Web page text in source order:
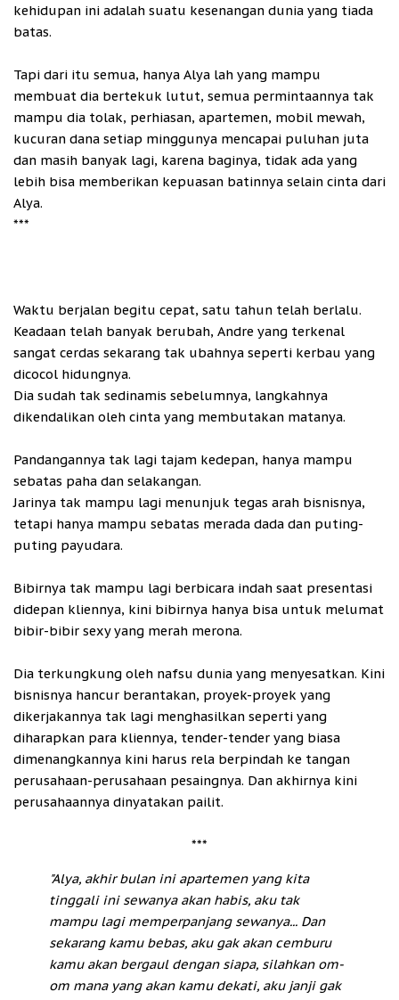
kehidupan ini adalah suatu kesenangan dunia yang tiada
batas.
Tapi dari itu semua, hanya Alya lah yang mampu
membuat dia bertekuk lutut, semua permintaannya tak
mampu dia tolak, perhiasan, apartemen, mobil mewah,
kucuran dana setiap minggunya mencapai puluhan juta
dan masih banyak lagi, karena baginya, tidak ada yang
lebih bisa memberikan kepuasan batinnya selain cinta dari
Alya.
***
Waktu berjalan begitu cepat, satu tahun telah berlalu.
Keadaan telah banyak berubah, Andre yang terkenal
sangat cerdas sekarang tak ubahnya seperti kerbau yang
dicocol hidungnya.
Dia sudah tak sedinamis sebelumnya, langkahnya
dikendalikan oleh cinta yang membutakan matanya.
Pandangannya tak lagi tajam kedepan, hanya mampu
sebatas paha dan selakangan.
Jarinya tak mampu lagi menunjuk tegas arah bisnisnya,
tetapi hanya mampu sebatas merada dada dan puting-
puting payudara.
Bibirnya tak mampu lagi berbicara indah saat presentasi
didepan kliennya, kini bibirnya hanya bisa untuk melumat
bibir-bibir sexy yang merah merona.
Dia terkungkung oleh nafsu dunia yang menyesatkan. Kini
bisnisnya hancur berantakan, proyek-proyek yang
dikerjakannya tak lagi menghasilkan seperti yang
diharapkan para kliennya, tender-tender yang biasa
dimenangkannya kini harus rela berpindah ke tangan
perusahaan-perusahaan pesaingnya. Dan akhirnya kini
perusahaannya dinyatakan pailit.
***
"Alya, akhir bulan ini apartemen yang kita
tinggali ini sewanya akan habis, aku tak
mampu lagi memperpanjang sewanya... Dan
sekarang kamu bebas, aku gak akan cemburu
kamu akan bergaul dengan siapa, silahkan om-
om mana yang akan kamu dekati, aku janji gak